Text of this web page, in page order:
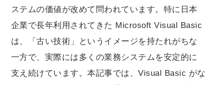
ステムの価値が改めて問われています。特に日本
企業で長年利用されてきた Microsoft Visual Basic
は、「古い技術」というイメージを持たれがちな
一方で、実際には多くの業務システムを安定的に
支え続けています。本記事では、Visual Basic がな